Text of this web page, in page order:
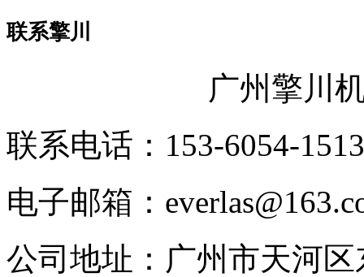
联系擎川
广州擎川
联系电话：153-6054-1513
电子邮箱：
公司地址：广州市天河